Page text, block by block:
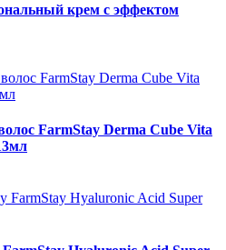
крем с эффектом
FarmStay Derma Cube Vita